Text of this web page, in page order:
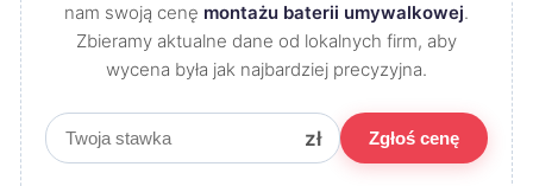
nam swoją cenę montażu baterii umywalkowej.
Zbieramy aktualne dane od lokalnych firm, aby
wycena była jak najbardziej precyzyjna.
zł Zgłoś cenę